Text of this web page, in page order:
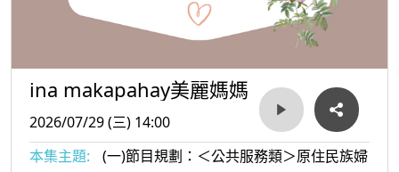
ina makapahay美麗媽媽
2026/07/29 (三) 14:00
本集主題:
(一)節目規劃：＜公共服務類＞原住民族婦